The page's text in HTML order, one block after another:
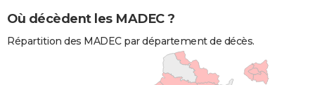
Où décèdent les MADEC ?
Répartition des MADEC par département de décès.